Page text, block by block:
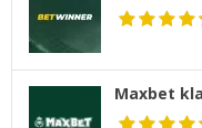
Maxbet